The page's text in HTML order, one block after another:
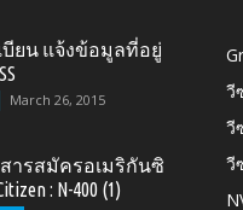
บียน แจ้งข้อมูลที่อยู่
March 26, 2015
สารสมัครอเมริกันซิ
: N-400 (1)
วี
วี
วี